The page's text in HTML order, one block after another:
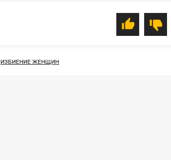
ИЗБИЕНИЕ ЖЕНЩИН